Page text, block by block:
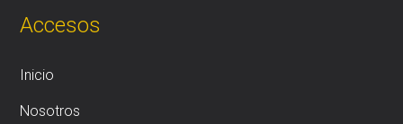
Accesos
Inicio
Nosotros